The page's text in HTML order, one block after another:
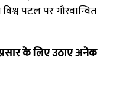
पटल पर गौरवान्वित
प्रसार के लिए उठाए अनेक